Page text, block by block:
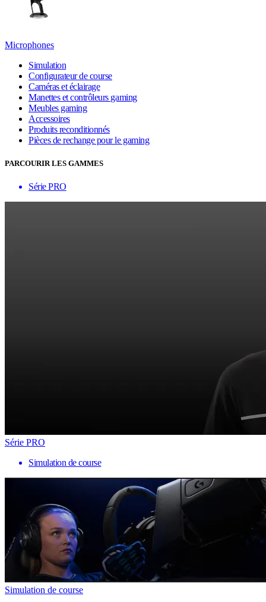
Microphones
Simulation
Configurateur de course
Caméras et éclairage
Manettes et contrôleurs gaming
Meubles gaming
Accessoires
Produits reconditionnés
Pièces de rechange pour le gaming
PARCOURIR LES GAMMES
Série PRO
Série PRO
Simulation de course
Simulation de course